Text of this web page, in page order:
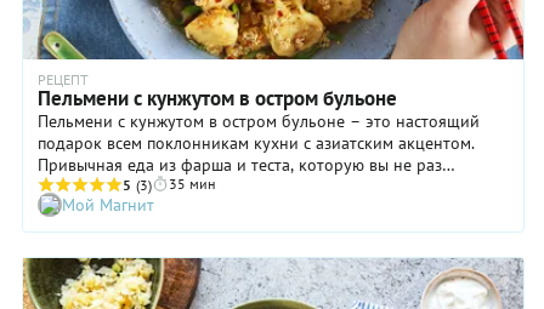
РЕЦЕПТ
Пельмени с кунжутом в остром бульоне
Пельмени с кунжутом в остром бульоне – это настоящий
подарок всем поклонникам кухни с азиатским акцентом.
Привычная еда из фарша и теста, которую вы не раз
пробовали со сметаной, майонезом или уксусом, может
заиграть необычными огненными и пряными красками.
Сладковато-соленый соевый соус придаст блюду в
китайском стиле пикантности, имбирь, красный перец и
чеснок добавят остроты, капуста сделает его более сочным и
нежным, а жареный кунжут завершит всю эту симфонию
5 (3) 35 мин
Мой Магнит